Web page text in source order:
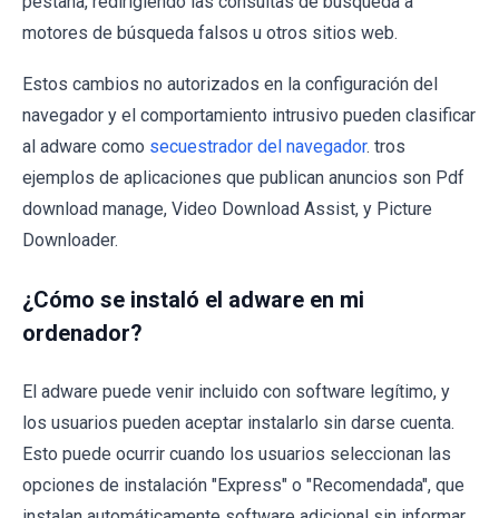
motores de búsqueda falsos u otros sitios web.
Estos cambios no autorizados en la configuración del
navegador y el comportamiento intrusivo pueden clasificar
al adware como secuestrador del navegador. tros
ejemplos de aplicaciones que publican anuncios son Pdf
download manage, Video Download Assist, y Picture
Downloader.
¿Cómo se instaló el adware en mi
ordenador?
El adware puede venir incluido con software legítimo, y
los usuarios pueden aceptar instalarlo sin darse cuenta.
Esto puede ocurrir cuando los usuarios seleccionan las
opciones de instalación "Express" o "Recomendada", que